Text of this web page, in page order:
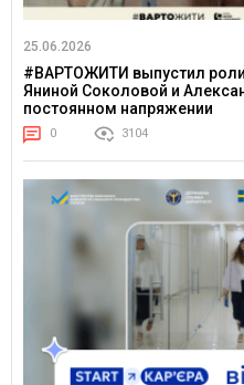
25.06.2026
#ВАРТОЖИТИ выпустил
Яниной Соколовой и
постоянном напряжении
0 3104